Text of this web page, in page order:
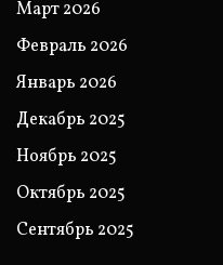
Март 2026
Февраль 2026
Январь 2026
Декабрь 2025
Ноябрь 2025
Октябрь 2025
Сентябрь 2025